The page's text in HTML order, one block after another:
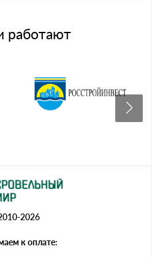
работают
2026
к оплате: